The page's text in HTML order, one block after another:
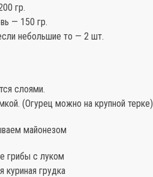
гр.
— 150 гр.
небольшие то — 2 шт.
слоями.
(Огурец можно на крупной терке)
майонезом
грибы с луком
куриная грудка